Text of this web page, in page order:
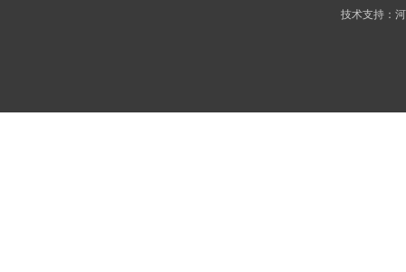
技术支持：